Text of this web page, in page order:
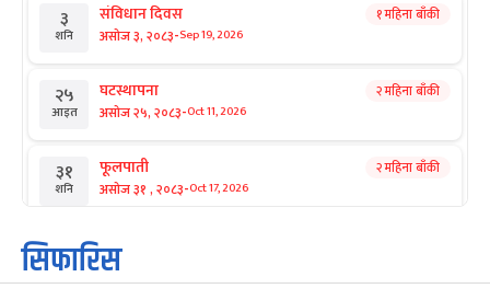
३
शनि
संविधान दिवस
असोज ३, २०८३-Sep 19, 2026
१ महिना बाँकी
२५
आइत
घटस्थापना
असोज २५, २०८३-Oct 11, 2026
२ महिना बाँकी
३१
शनि
फूलपाती
असोज ३१ , २०८३-Oct 17, 2026
२ महिना बाँकी
१
आइत
कार्तिक सङ्क्रान्ति
कार्तिक १, २०८३
सिफारिस